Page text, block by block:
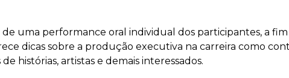
uma performance oral individual dos participantes, a
dicas sobre a produção executiva na carreira como
histórias, artistas e demais interessados.